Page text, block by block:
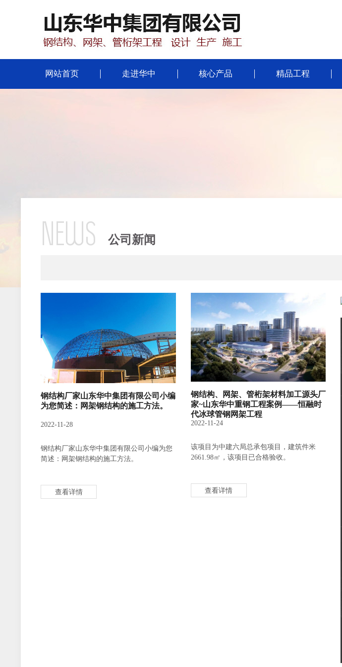
网站首页 走进华中 核心产品 精品工程
NEWS 公司新闻
钢结构厂家山东华中集团有限公司小编
为您简述：网架钢结构的施工方法。
2022-11-28
钢结构厂家山东华中集团有限公司小编为您
简述：网架钢结构的施工方法。
查看详情
钢结构、网架、管桁架材料加工源头厂
家~山东华中重钢工程案例——恒融时
代冰球管钢网架工程
2022-11-24
该项目为中建六局总承包项目，建筑件米
2661.98㎡，该项目已合格验收。
查看详情